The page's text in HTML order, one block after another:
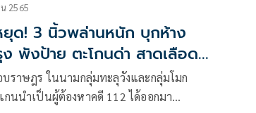
2565
ยุด! 3 นิ้วพล่านหนัก บุกห้าง
พังป้าย ตะโกนด่า สาดเลือด
ราษฎร ในนามกลุ่มทะลุวังและกลุ่มโมก
กนนำเป็นผู้ต้องหาคดี 112 ได้ออกมา